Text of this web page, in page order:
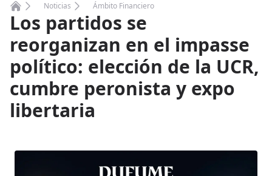
Home
Noticias Ámbito Financiero
Los partidos se
reorganizan en el impasse
político: elección de la UCR,
cumbre peronista y expo
libertaria